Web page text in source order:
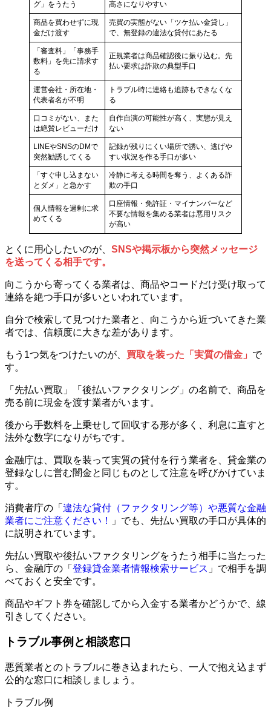
グ」をうたう 高さになりやすい
商品を買わせずに現
金だけ渡す
売買の実態がない「ツケ払い金貸し」
で、無登録の違法な貸付にあたる
「審査料」「事務手
数料」を先に請求す
る
正規業者は商品確認後に振り込む。先
払い要求は詐欺の典型手口
運営会社・所在地・
代表者名が不明
トラブル時に連絡も追跡もできなくな
る
口コミがない、また
は絶賛レビューだけ
自作自演の可能性が高く、実態が見え
ない
LINEやSNSのDMで
突然勧誘してくる
記録が残りにくい場所で誘い、逃げや
すい状況を作る手口が多い
「すぐ申し込まない
とダメ」と急かす
冷静に考える時間を奪う、よくある詐
欺の手口
個人情報を過剰に求
めてくる
口座情報・免許証・マイナンバーなど
不要な情報を集める業者は悪用リスク
が高い
とくに用心したいのが、 SNSや掲示板から突然メッセージ
を送ってくる相手です。
向こうから寄ってくる業者は、商品やコードだけ受け取って
連絡を絶つ手口が多いといわれています。
自分で検索して見つけた業者と、向こうから近づいてきた業
者では、信頼度に大きな差があります。
もう1つ気をつけたいのが、 買取を装った「実質の借金」 で
す。
「先払い買取」「後払いファクタリング」の名前で、商品を
売る前に現金を渡す業者がいます。
後から手数料を上乗せして回収する形が多く、利息に直すと
法外な数字になりがちです。
金融庁は、買取を装って実質の貸付を行う業者を、貸金業の
登録なしに営む闇金と同じものとして注意を呼びかけていま
す。
消費者庁の「 違法な貸付（ファクタリング等）や悪質な金融
業者にご注意ください！
」でも、先払い買取の手口が具体的
に説明されています。
先払い買取や後払いファクタリングをうたう相手に当たった
ら、金融庁の「 登録貸金業者情報検索サービス 」で相手を調
べておくと安全です。
商品やギフト券を確認してから入金する業者かどうかで、線
引きしてください。
トラブル事例と相談窓口
悪質業者とのトラブルに巻き込まれたら、一人で抱え込まず
公的な窓口に相談しましょう。
トラブル例